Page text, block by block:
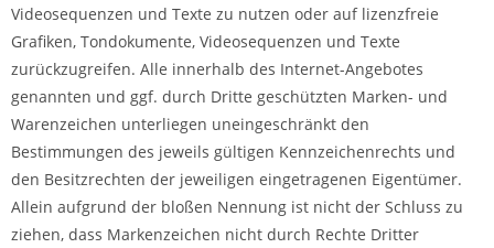
Videosequenzen und Texte zu nutzen oder auf lizenzfreie
Grafiken, Tondokumente, Videosequenzen und Texte
zurückzugreifen. Alle innerhalb des Internet-Angebotes
genannten und ggf. durch Dritte geschützten Marken- und
Warenzeichen unterliegen uneingeschränkt den
Bestimmungen des jeweils gültigen Kennzeichenrechts und
den Besitzrechten der jeweiligen eingetragenen Eigentümer.
Allein aufgrund der bloßen Nennung ist nicht der Schluss zu
ziehen, dass Markenzeichen nicht durch Rechte Dritter